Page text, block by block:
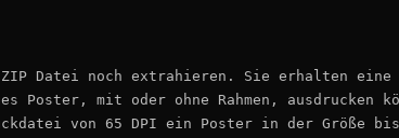
ZIP Datei noch extrahieren. Sie erhalten
Poster, mit oder ohne Rahmen, ausdrucken
von 65 DPI ein Poster in der Größe bis